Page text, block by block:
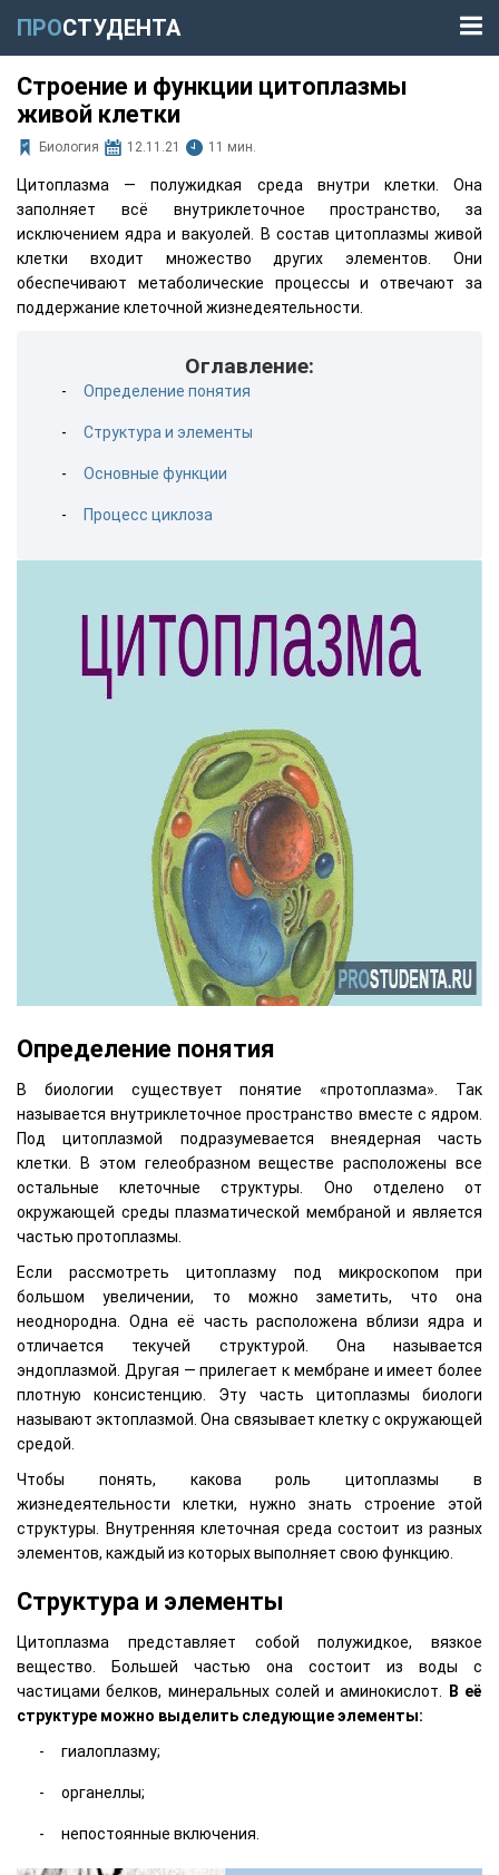
ПРОСТУДЕНТА
Строение и функции цитоплазмы
живой клетки
Биология 12.11.21 11 мин.
Цитоплазма — полужидкая среда внутри клетки. Она
заполняет всё внутриклеточное пространство, за
исключением ядра и вакуолей. В состав цитоплазмы живой
клетки входит множество других элементов. Они
обеспечивают метаболические процессы и отвечают за
поддержание клеточной жизнедеятельности.
Оглавление:
Определение понятия
Структура и элементы
Основные функции
Процесс циклоза
Определение понятия
В биологии существует понятие «протоплазма». Так
называется внутриклеточное пространство вместе с ядром.
Под цитоплазмой подразумевается внеядерная часть
клетки. В этом гелеобразном веществе расположены все
остальные клеточные структуры. Оно отделено от
окружающей среды плазматической мембраной и является
частью протоплазмы.
Если рассмотреть цитоплазму под микроскопом при
большом увеличении, то можно заметить, что она
неоднородна. Одна её часть расположена вблизи ядра и
отличается текучей структурой. Она называется
эндоплазмой. Другая — прилегает к мембране и имеет более
плотную консистенцию. Эту часть цитоплазмы биологи
называют эктоплазмой. Она связывает клетку с окружающей
средой.
Чтобы понять, какова роль цитоплазмы в
жизнедеятельности клетки, нужно знать строение этой
структуры. Внутренняя клеточная среда состоит из разных
элементов, каждый из которых выполняет свою функцию.
Структура и элементы
Цитоплазма представляет собой полужидкое, вязкое
вещество. Большей частью она состоит из воды с
частицами белков, минеральных солей и аминокислот.
В её
структуре можно выделить следующие элементы:
гиалоплазму;
органеллы;
непостоянные включения.